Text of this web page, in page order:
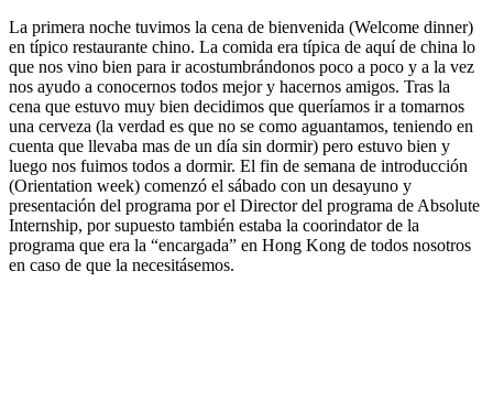
La primera noche tuvimos la cena de bienvenida (Welcome dinner)
en típico restaurante chino. La comida era típica de aquí de china lo
que nos vino bien para ir acostumbrándonos poco a poco y a la vez
nos ayudo a conocernos todos mejor y hacernos amigos. Tras la
cena que estuvo muy bien decidimos que queríamos ir a tomarnos
una cerveza (la verdad es que no se como aguantamos, teniendo en
cuenta que llevaba mas de un día sin dormir) pero estuvo bien y
luego nos fuimos todos a dormir. El fin de semana de introducción
(Orientation week) comenzó el sábado con un desayuno y
presentación del programa por el Director del programa de Absolute
Internship, por supuesto también estaba la coorindator de la
programa que era la “encargada” en Hong Kong de todos nosotros
en caso de que la necesitásemos.